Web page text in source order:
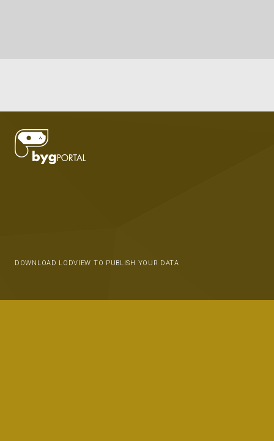
DOWNLOAD LODVIEW TO PUBLISH YOUR DATA